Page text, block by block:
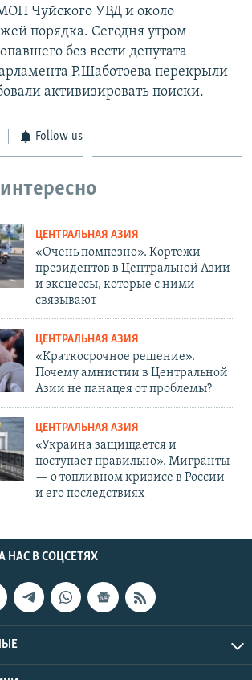
Чуйского УВД и около
порядка. Сегодня утром
без вести депутата
Р.Шаботоева перекрыли
активизировать поиски.
Follow us
ЦЕНТРАЛЬНАЯ АЗИЯ
«Очень помпезно». Кортежи
президентов в Центральной Азии
и эксцессы, которые с ними
связывают
ЦЕНТРАЛЬНАЯ АЗИЯ
«Краткосрочное решение».
Почему амнистии в Центральной
Азии не панацея от проблемы?
ЦЕНТРАЛЬНАЯ АЗИЯ
«Украина защищается и
поступает правильно». Мигранты
— о топливном кризисе в России
и его последствиях
НАС В СОЦСЕТЯХ